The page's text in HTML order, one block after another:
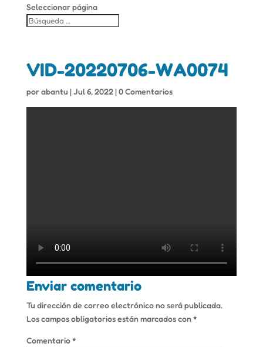
Seleccionar página
VID-20220706-WA0074
porabantu |Jul 6, 2022|0 Comentarios
Enviar comentario
Tu dirección de correo electrónico no será publicada.
Los campos obligatorios están marcados con*
Comentario*